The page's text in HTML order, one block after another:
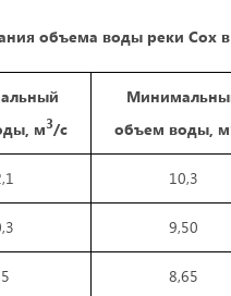
объема воды реки Сох
ы, м3/с
объем воды, м
10,3
9,50
8,65